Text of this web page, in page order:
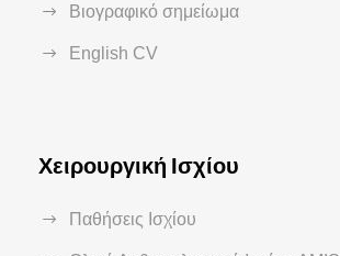
Βιογραφικό σημείωμα
English CV
Χειρουργική Ισχίου
Παθήσεις Ισχίου